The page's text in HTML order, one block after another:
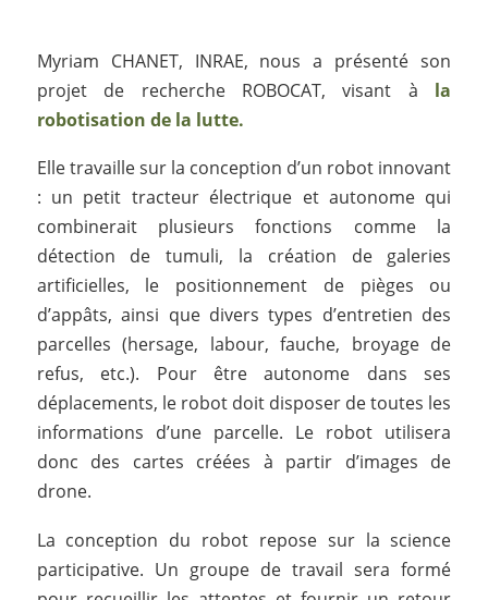
Myriam CHANET, INRAE, nous a présenté son
projet de recherche ROBOCAT, visant à la
robotisation de la lutte.
Elle travaille sur la conception d’un robot innovant
: un petit tracteur électrique et autonome qui
combinerait plusieurs fonctions comme la
détection de tumuli, la création de galeries
artificielles, le positionnement de pièges ou
d’appâts, ainsi que divers types d’entretien des
parcelles (hersage, labour, fauche, broyage de
refus, etc.). Pour être autonome dans ses
déplacements, le robot doit disposer de toutes les
informations d’une parcelle. Le robot utilisera
donc des cartes créées à partir d’images de
drone.
La conception du robot repose sur la science
participative. Un groupe de travail sera formé